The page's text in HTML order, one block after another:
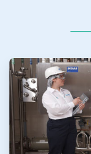
ArticleTile
1